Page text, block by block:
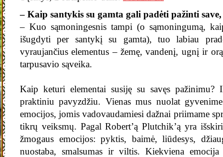
– Kaip santykis su gamta gali padėti pažinti
– Kuo sąmoningesnis tampi (o sąmoningumą,
išugdyti per santykį su gamta), tuo labiau
vyraujančius elementus – žemę, vandenį, ugnį ir
tarpusavio sąveika.
Kaip keturi elementai susiję su savęs pažinimu?
praktiniu pavyzdžiu. Vienas mus nuolat
emocijos, jomis vadovaudamiesi dažnai priimame
tikrų veiksmų. Pagal Robert’ą Plutchik’ą yra
žmogaus emocijos: pyktis, baimė, liūdesys,
nuostaba, smalsumas ir viltis. Kiekviena